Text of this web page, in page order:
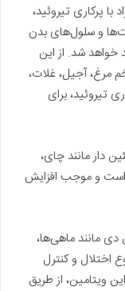
با پرکاری تیروئید،
و سلول‌های بدن
خواهد شد. از این
مرغ، آجیل، غلات،
تیروئید، برای
دار مانند چای،
است و موجب افزایش
مانند ماهی‌ها،
اختلال و کنترل
ویتامین، از طریق